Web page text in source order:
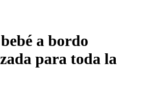
a bordo
para toda la